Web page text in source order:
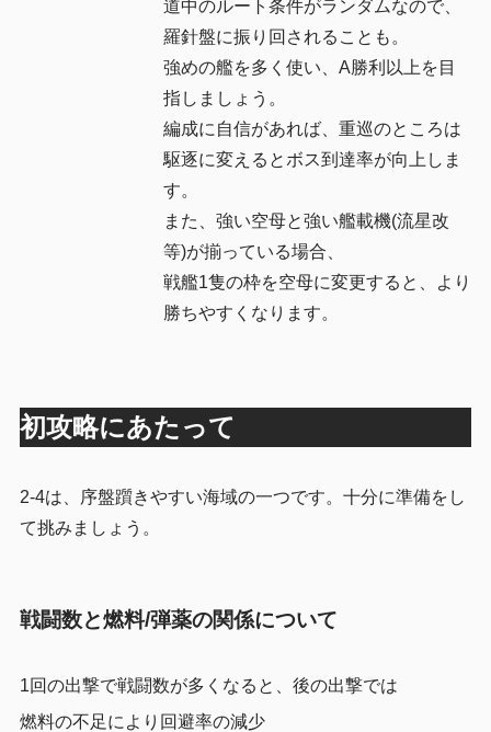
道中のルート条件がランダムなので、
羅針盤に振り回されることも。
強めの艦を多く使い、A勝利以上を目
指しましょう。
編成に自信があれば、重巡のところは
駆逐に変えるとボス到達率が向上しま
す。
また、強い空母と強い艦載機(流星改
等)が揃っている場合、
戦艦1隻の枠を空母に変更すると、より
勝ちやすくなります。
初攻略にあたって
2-4は、序盤躓きやすい海域の一つです。十分に準備をし
て挑みましょう。
戦闘数と燃料/弾薬の関係について
1回の出撃で戦闘数が多くなると、後の出撃では
燃料の不足により回避率の減少